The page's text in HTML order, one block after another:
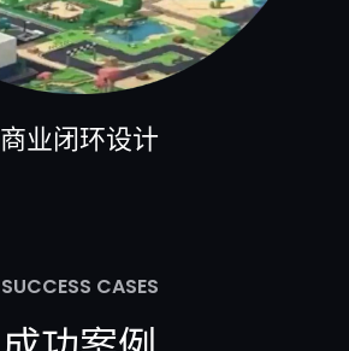
商业闭环设计
SUCCESS CASES